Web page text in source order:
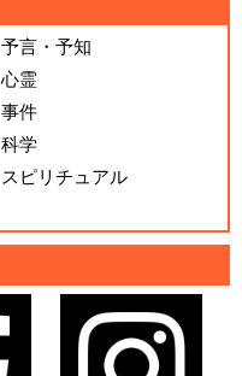
予言・予知
心霊
事件
科学
スピリチュアル